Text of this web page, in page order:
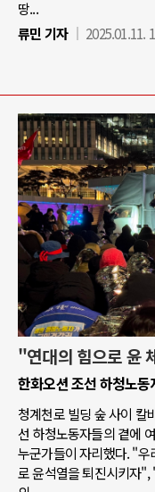
땅...
류민 기자
2025.01.11.
"연대의 힘으로 윤
한화오션 조선 하청노
청계천로 빌딩 숲 사이 칼
선 하청노동자들의 곁에
누군가들이 자리했다. "
로 윤석열을 퇴진시키자